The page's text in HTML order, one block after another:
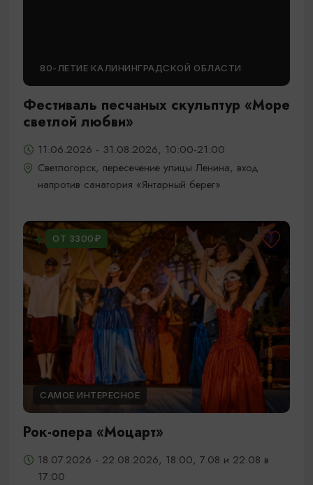
80-ЛЕТИЕ КАЛИНИНГРАДСКОЙ ОБЛАСТИ
Фестиваль песчаных скульптур «Море
светлой любви»
11.06.2026 - 31.08.2026, 10:00-21:00
Светлогорск, пересечение улицы Ленина, вход
напротив санатория «Янтарный берег»
ОТ 3300₽
САМОЕ ИНТЕРЕСНОЕ
Рок-опера «Моцарт»
18.07.2026 - 22.08.2026, 18:00, 7.08 и 22.08 в
17:00